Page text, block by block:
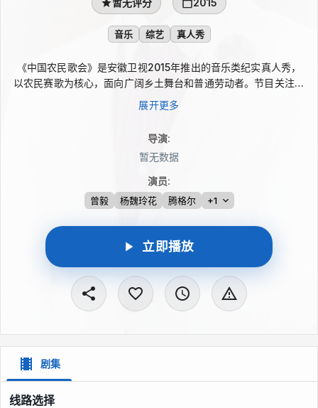
音乐 综艺 真人秀
《中国农民歌会》是安徽卫视2015年推出的音乐类纪实真人秀，
以农民赛歌为核心，面向广阔乡土舞台和普通劳动者。节目关注来
自各地的歌唱者，用质朴歌声表达对生活、幸福与梦想的理解，也
让不同风格的民间嗓音在舞台上被看见。曾毅、杨魏玲花、腾格
展开更多
导演:
暂无数据
演员:
曾毅 杨魏玲花 腾格尔 +1
立即播放
剧集
线路选择